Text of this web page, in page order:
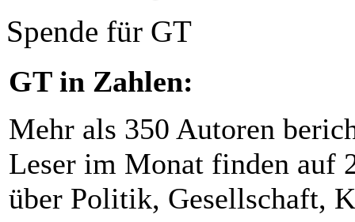
Spende für GT
GT in Zahlen:
Mehr als 350 Autoren
Leser im Monat finden auf
über Politik, Gesellschaft,